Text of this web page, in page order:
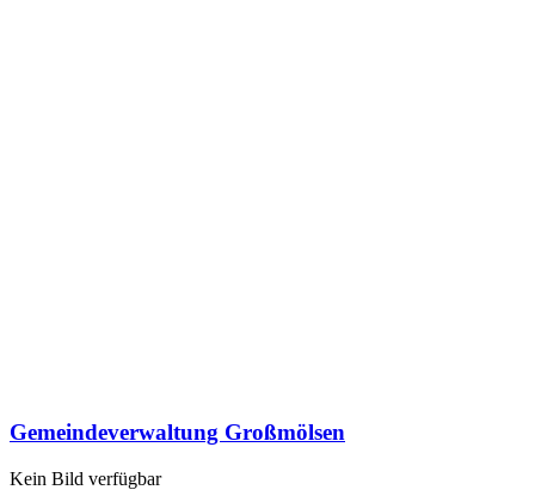
Gemeindeverwaltung Großmölsen
Kein Bild verfügbar